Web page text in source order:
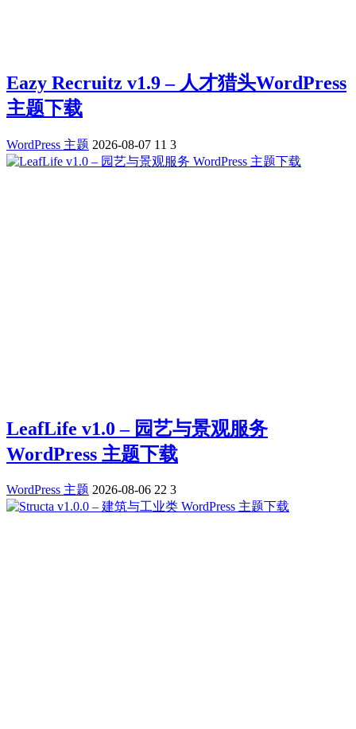
Eazy Recruitz v1.9 – 人才猎头WordPress
主题下载
WordPress 主题 2026-08-07 11 3
LeafLife v1.0 – 园艺与景观服务
WordPress 主题下载
WordPress 主题 2026-08-06 22 3